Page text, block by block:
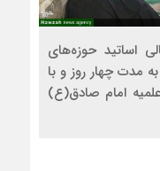
اساتید حوزه‌های
مدت چهار روز و با
علمیه امام صادق(ع)